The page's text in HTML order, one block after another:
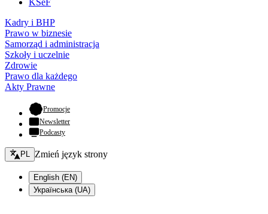
KSeF
Kadry i BHP
Prawo w biznesie
Samorząd i administracja
Szkoły i uczelnie
Zdrowie
Prawo dla każdego
Akty Prawne
Promocje- otwiera się w nowej karcie
Newsletter
Podcasty
Zmień język - bieżący:
PL Zmień język strony
English (EN)
Українська (UA)